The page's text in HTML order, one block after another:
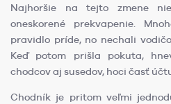
Najhoršie na tejto zmene
oneskorené prekvapenie.
pravidlo príde, no nechali
Keď potom prišla pokuta,
chodcov aj susedov, hoci časť
Chodník je pritom veľmi